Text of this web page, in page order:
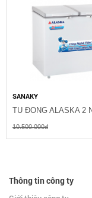
SANAKY
10.500.000đ
Thông tin công ty